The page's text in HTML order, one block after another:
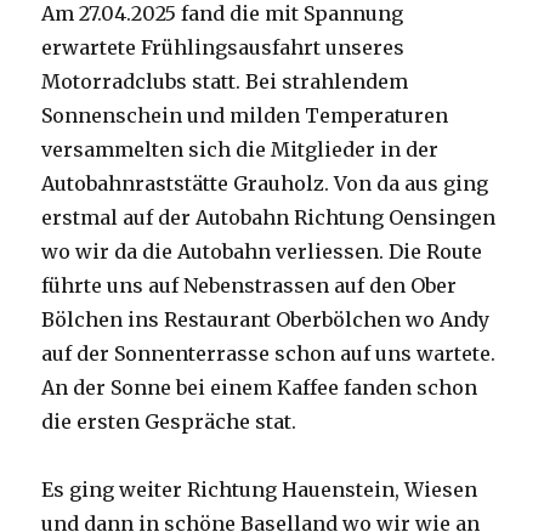
Am 27.04.2025 fand die mit Spannung
erwartete Frühlingsausfahrt unseres
Motorradclubs statt. Bei strahlendem
Sonnenschein und milden Temperaturen
versammelten sich die Mitglieder in der
Autobahnraststätte Grauholz. Von da aus ging
erstmal auf der Autobahn Richtung Oensingen
wo wir da die Autobahn verliessen. Die Route
führte uns auf Nebenstrassen auf den Ober
Bölchen ins Restaurant Oberbölchen wo Andy
auf der Sonnenterrasse schon auf uns wartete.
An der Sonne bei einem Kaffee fanden schon
die ersten Gespräche stat.
Es ging weiter Richtung Hauenstein, Wiesen
und dann in schöne Baselland wo wir wie an